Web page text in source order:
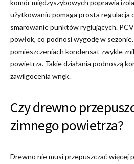
komór międzyszybowych poprawia
użytkowaniu pomaga prosta regulacja
smarowanie punktów ryglujących.
powłok, co podnosi wygodę w
pomieszczeniach kondensat zwykle
powietrza. Takie działania podnoszą
zawilgocenia wnęk.
Czy drewno
zimnego powietrza?
Drewno nie musi przepuszczać więcej